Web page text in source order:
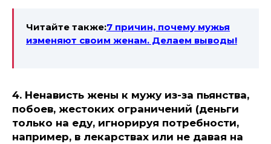
Читайте также:7 причин, почему мужья
изменяют своим женам. Делаем выводы!
4. Ненависть жены к мужу из-за пьянства,
побоев, жестоких ограничений (деньги
только на еду, игнорируя потребности,
например, в лекарствах или не давая на